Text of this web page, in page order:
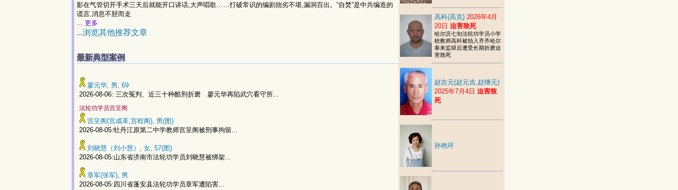
影在气管切开手术三天后就能开口讲话,大声唱歌……打破常识的编剧拙劣不堪,漏洞百出。“自焚”是中共编造的
谎言,消息不胫而走
更多
...浏览其他推荐文章
最新典型案例
廖元华, 男, 69
2026-08-06: 三次冤判、近三十种酷刑折磨 廖元华再陷武穴看守所...
法轮功学员宫呈阁
宫呈阁(宫成革,宫程阁), 男(图)
2026-08-05:牡丹江原第二中学教师宫呈阁被刑事拘留...
刘晓慧（刘小慧）, 女, 57(图)
2026-08-05:山东省济南市法轮功学员刘晓慧被绑架...
章军(张军), 男
2026-08-05:四川省蓬安县法轮功学员章军遭陷害...
高科(高克) 2026年4月
20日 迫害致死
哈尔滨七旬法轮功学员小学
校教师高科被劫入齐齐哈尔
泰来监狱后遭受长期折磨迫
害致死
赵吉元(赵元吉,赵继元)
2025年7月4日 迫害致
死
孙艳环